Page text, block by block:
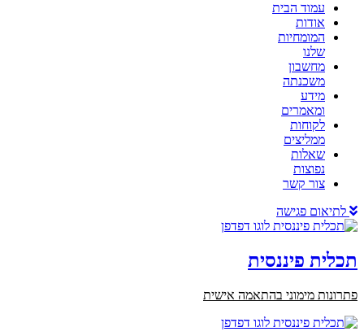
עמוד הבית
אודות
המומחיות
שלנו​
מחשבון
משכנתה
מידע
ומאמרים
לקוחות
ממליצים
שאלות
נפוצות
צור קשר
לתיאום פגישה
תכלית פיננסית
פתרונות מימוני בהתאמה אישית